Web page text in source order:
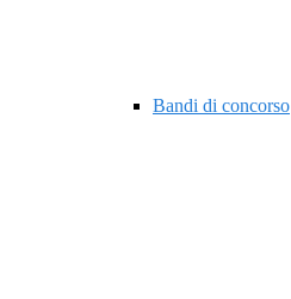
Bandi di concorso